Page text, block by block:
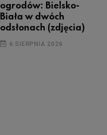
ogrodów: Bielsko-
Biała w dwóch
odsłonach (zdjęcia)
6 SIERPNIA 2026